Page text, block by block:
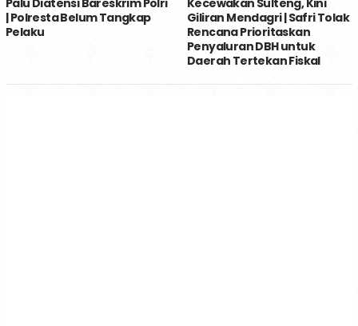
Palu Diatensi Bareskrim Polri
| Polresta Belum Tangkap
Pelaku
Kecewakan Sulteng, Kini
Giliran Mendagri | Safri Tolak
Rencana Prioritaskan
Penyaluran DBH untuk
Daerah Tertekan Fiskal